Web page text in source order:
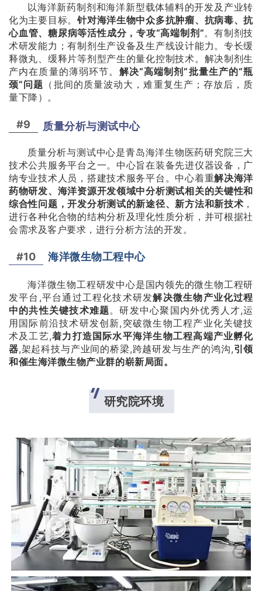
以海洋新药制剂和海洋新型载体辅料的开发及产业转
化为主要目标。针对海洋生物中众多抗肿瘤、抗病毒、抗
心血管、糖尿病等活性成分，专攻“高端制剂”。有制剂技
术研发能力；有制剂生产设备及生产线设计能力。专长缓
释微丸、缓释片等剂型产生的量化控制技术。解决制剂生
产内在质量的薄弱环节。 解决“高端制剂”批量生产的“瓶
颈”问题 （批间的质量波动大，难重复生产；存放后，质
量下降）。
#9 质量分析与测试中心
质量分析与测试中心是青岛海洋生物医药研究院三大
技术公共服务平台之一。中心旨在装备先进仪器设备，广
纳专业技术人员，搭建技术服务平台。中心着重解决海洋
药物研发、海洋资源开发领域中分析测试相关的关键性和
综合性问题 ，开发分析测试的新途径、新方法和新技术 ，
进行各种化合物的结构分析及理化性质分析，并可根据社
会需求及客户要求，进行分析方法的开发。
#10 海洋微生物工程中心
海洋微生物工程研发中心是国内领先的微生物工程研
发平台,平台通过工程化技术研发解决微生物产业化过程
中的共性关键技术难题。研发中心聚国内外优秀人才,运
用国际前沿技术研发创新,突破微生物工程产业化关键技
术及工艺,着力打造国际水平海洋生物工程高端产业孵化
器,架起科技与产业间的桥梁,跨越研发与生产的鸿沟,引领
和催生海洋微生物产业群的崭新局面。
研究院环境